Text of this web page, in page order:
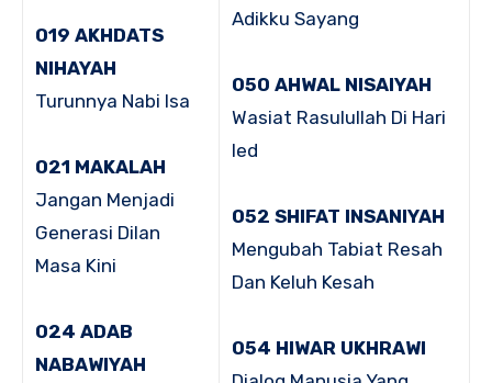
019 AKHDATS
NIHAYAH
Turunnya Nabi Isa
021 MAKALAH
Jangan Menjadi
Generasi Dilan
Masa Kini
024 ADAB
NABAWIYAH
Adikku Sayang
050 AHWAL NISAIYAH
Wasiat Rasulullah Di Hari
Ied
052 SHIFAT INSANIYAH
Mengubah Tabiat Resah
Dan Keluh Kesah
054 HIWAR UKHRAWI